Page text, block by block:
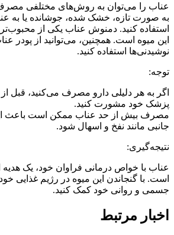
عناب را می‌توان به روش‌های مختلفی مصرف
به صورت تازه، خشک شده، جوشانده یا به
استفاده کنید. دمنوش عناب یکی از
این میوه است. همچنین، می‌توانید از پودر
نوشیدنی‌ها استفاده کنید.
توجه:
اگر به هر دلیلی دارو مصرف می‌کنید، قبل
پزشک خود مشورت کنید.
مصرف بیش از حد عناب ممکن است باعث
جانبی مانند نفخ و اسهال شود.
نتیجه‌گیری:
عناب با خواص درمانی فراوان خود، یک
است. با گنجاندن این میوه در رژیم غذایی
جسمی و روانی خود کمک کنید.
اخبار مرتبط